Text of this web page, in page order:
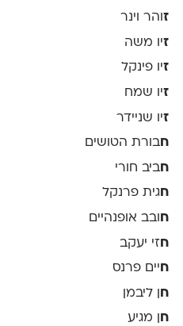
זוהר וינר
זיו משה
זיו פינקל
זיו שמח
זיו שניידר
חבורת הטושים
חביב חורי
חגית פרנקל
ח ובב אופנהיים
חזי יעקב
ח יים פרנס
ח
ן ליבמן
ח ן מגיע